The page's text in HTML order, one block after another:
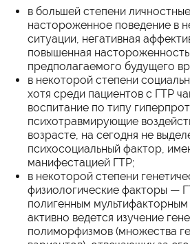
в большей степени
настороженное поведение в
ситуации, негативная
повышенная
предполагаемого будущего
в некоторой степени
хотя среди пациентов с ГТР
воспитание по типу
психотравмирующие
возрасте, на сегодня не
психосоциальный фактор,
манифестацией ГТР;
в некоторой степени
физиологические факторы —
полигенным мультифакторным
активно ведется изучение
полиморфизмов (множества